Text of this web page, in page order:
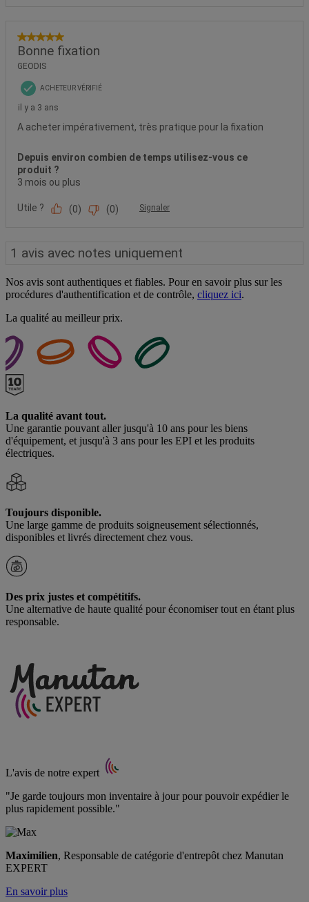
Nos avis sont authentiques et fiables. Pour en savoir plus sur les
procédures d'authentification et de contrôle, cliquez ici.
La qualité au meilleur prix.
La qualité avant tout.
Une garantie pouvant aller jusqu'à 10 ans pour les biens
d'équipement, et jusqu'à 3 ans pour les EPI et les produits
électriques.
Toujours disponible.
Une large gamme de produits soigneusement sélectionnés,
disponibles et livrés directement chez vous.
Des prix justes et compétitifs.
Une alternative de haute qualité pour économiser tout en étant plus
responsable.
L'avis de notre expert
"Je garde toujours mon inventaire à jour pour pouvoir expédier le
plus rapidement possible."
Maximilien, Responsable de catégorie d'entrepôt chez Manutan
EXPERT
En savoir plus